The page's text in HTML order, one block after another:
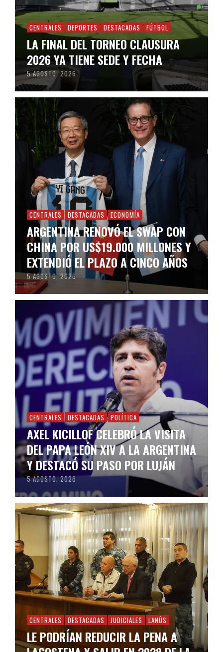
CENTRALES DEPORTES DESTACADAS FÚTBOL
LA FINAL DEL TORNEO CLAUSURA
2026 YA TIENE SEDE Y FECHA
5 AGOSTO, 2026
CENTRALES DESTACADAS ECONOMÍA
ARGENTINA RENOVÓ EL SWAP CON
CHINA POR US$19.000 MILLONES Y
EXTENDIÓ EL PLAZO A CINCO AÑOS
5 AGOSTO, 2026
CENTRALES DESTACADAS POLÍTICA
AXEL KICILLOF CELEBRÓ LA VISITA
DEL PAPA LEÓN XIV A LA ARGENTINA
Y DESTACÓ SU PASO POR LUJÁN
5 AGOSTO, 2026
CENTRALES DESTACADAS JUDICIALES LANÚS
LE PODRÍAN REDUCIR LA PENA A